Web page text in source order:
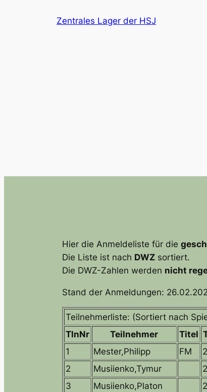
Zentrales Lager der HSJ
Hier die Anmeldeliste für die
Die Liste ist nach DWZsortiert.
Die DWZ-Zahlen werden nicht
Stand der Anmeldungen:
Teilnehmerliste: (Sortiert nach
TlnNr
Teilnehmer Titel
1
Mester,Philipp FM
2
Musiienko,Tymur
3
Musiienko,Platon